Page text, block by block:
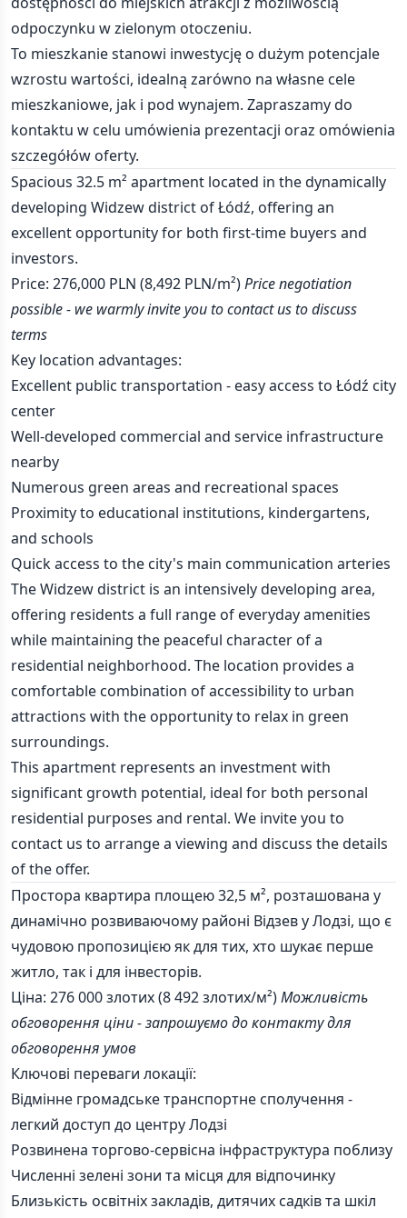
odpoczynku w zielonym otoczeniu.
To mieszkanie stanowi inwestycję o dużym potencjale
wzrostu wartości, idealną zarówno na własne cele
mieszkaniowe, jak i pod wynajem. Zapraszamy do
kontaktu w celu umówienia prezentacji oraz omówienia
szczegółów oferty.
Spacious 32.5 m² apartment located in the dynamically
developing Widzew district of Łódź, offering an
excellent opportunity for both first-time buyers and
investors.
Price: 276,000 PLN (8,492 PLN/m²)Price negotiation
possible - we warmly invite you to contact us to discuss
terms
Key location advantages:
Excellent public transportation - easy access to Łódź city
center
Well-developed commercial and service infrastructure
nearby
Numerous green areas and recreational spaces
Proximity to educational institutions, kindergartens,
and schools
Quick access to the city's main communication arteries
The Widzew district is an intensively developing area,
offering residents a full range of everyday amenities
while maintaining the peaceful character of a
residential neighborhood. The location provides a
comfortable combination of accessibility to urban
attractions with the opportunity to relax in green
surroundings.
This apartment represents an investment with
significant growth potential, ideal for both personal
residential purposes and rental. We invite you to
contact us to arrange a viewing and discuss the details
of the offer.
Простора квартира площею 32,5 м², розташована у
динамічно розвиваючому районі Відзев у Лодзі, що є
чудовою пропозицією як для тих, хто шукає перше
житло, так і для інвесторів.
Ціна: 276 000 злотих (8 492 злотих/м²)Можливість
обговорення ціни - запрошуємо до контакту для
обговорення умов
Ключові переваги локації:
Відмінне громадське транспортне сполучення -
легкий доступ до центру Лодзі
Розвинена торгово-сервісна інфраструктура поблизу
Численні зелені зони та місця для відпочинку
Близькість освітніх закладів, дитячих садків та шкіл